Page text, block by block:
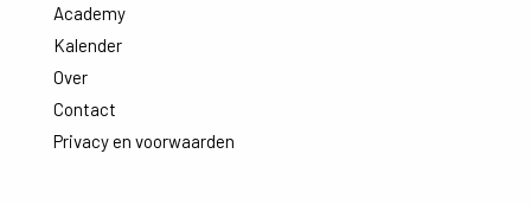
Academy
Kalender
Over
Contact
Privacy en voorwaarden